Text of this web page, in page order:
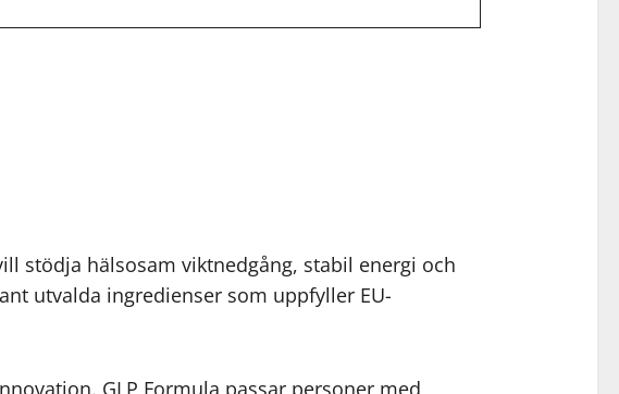
stödja hälsosam viktnedgång, stabil energi och
utvalda ingredienser som uppfyller EU-
GLP Formula passar personer med